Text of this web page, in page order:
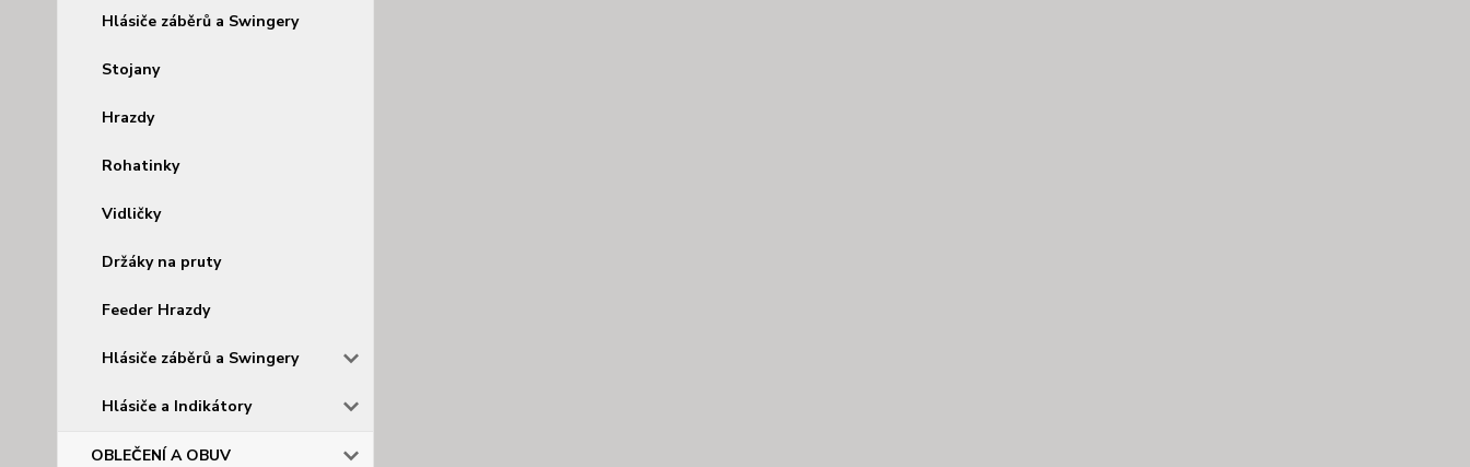
Hlásiče záběrů a Swingery
Stojany
Hrazdy
Rohatinky
Vidličky
Držáky na pruty
Feeder Hrazdy
Hlásiče záběrů a Swingery
Hlásiče a Indikátory
OBLEČENÍ A OBUV